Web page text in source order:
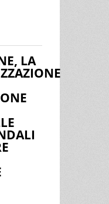
ALIMENTARE
LA